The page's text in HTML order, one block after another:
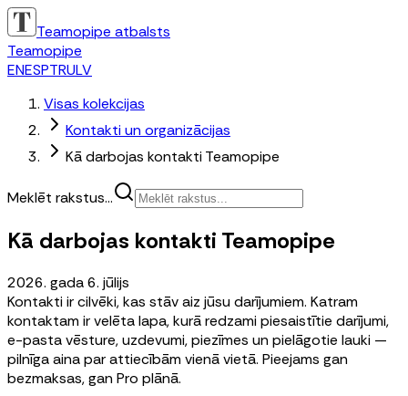
Teamopipe atbalsts
Teamopipe
ENESPTRULV
Visas kolekcijas
Kontakti un organizācijas
Kā darbojas kontakti Teamopipe
Meklēt rakstus...
Kā darbojas kontakti Teamopipe
2026. gada 6. jūlijs
Kontakti ir cilvēki, kas stāv aiz jūsu darījumiem. Katram
kontaktam ir velēta lapa, kurā redzami piesaistītie darījumi,
e-pasta vēsture, uzdevumi, piezīmes un pielāgotie lauki —
pilnīga aina par attiecībām vienā vietā. Pieejams gan
bezmaksas, gan Pro plānā.